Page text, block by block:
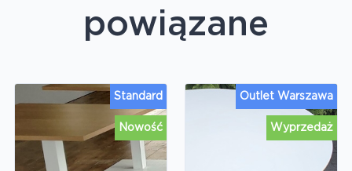
powiązane
Nowość
Standard
Wyprzedaż
Outlet Warszawa